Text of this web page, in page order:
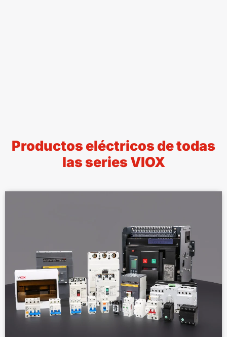
Productos eléctricos de todas
las series VIOX